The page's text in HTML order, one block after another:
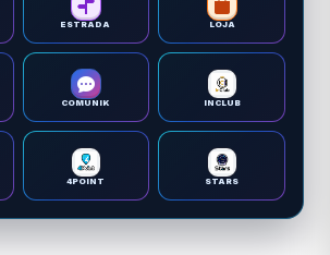
ESTRADA LOJA
COMUNIK INCLUB
4POINT STARS